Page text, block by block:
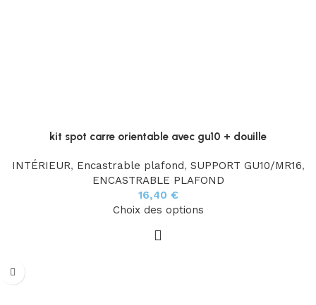
kit spot carre orientable avec gu10 + douille
INTÉRIEUR, Encastrable plafond, SUPPORT GU10/MR16,
ENCASTRABLE PLAFOND
16,40 €
Choix des options